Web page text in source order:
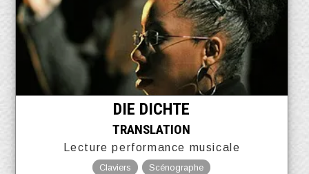
DIE DICHTE
TRANSLATION
Lecture performance musicale
Claviers Scénographe